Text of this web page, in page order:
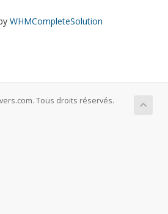
WHMCompleteSolution
Tous droits réservés.